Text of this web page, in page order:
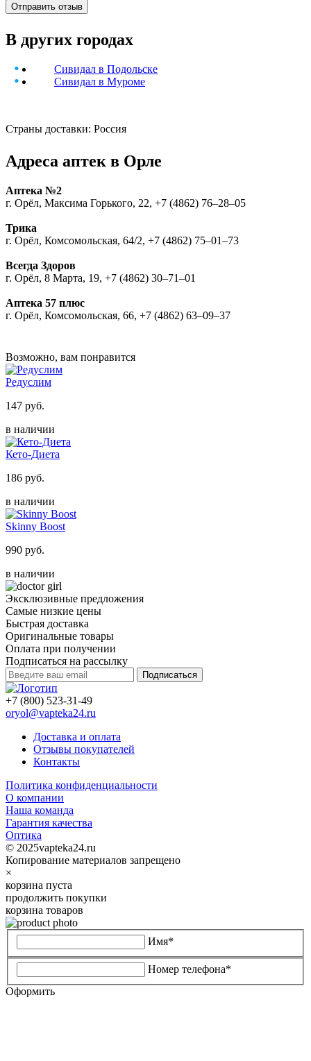
В других городах
Сивидал в Подольске
Сивидал в Муроме
Страны доставки: Россия
Адреса аптек в Орле
Аптека №2
г. Орёл, Максима Горького, 22, +7 (4862) 76‒28‒05
Трика
г. Орёл, Комсомольская, 64/2, +7 (4862) 75‒01‒73
Всегда Здоров
г. Орёл, 8 Марта, 19, +7 (4862) 30‒71‒01
Аптека 57 плюс
г. Орёл, Комсомольская, 66, +7 (4862) 63‒09‒37
Возможно, вам понравится
Редуслим
147 руб.
в наличии
Кето-Диета
186 руб.
в наличии
Skinny Boost
990 руб.
в наличии
Эксклюзивные предложения
Самые низкие цены
Быстрая доставка
Оригинальные товары
Оплата при получении
Подписаться на рассылку
Подписаться
+7 (800) 523-31-49
oryol@vapteka24.ru
Доставка и оплата
Отзывы покупателей
Контакты
Политика конфиденциальности
О компании
Наша команда
Гарантия качества
Оптика
© 2025vapteka24.ru
Копирование материалов запрещено
×
корзина пуста
продолжить покупки
корзина товаров
Имя*
Номер телефона*
Оформить